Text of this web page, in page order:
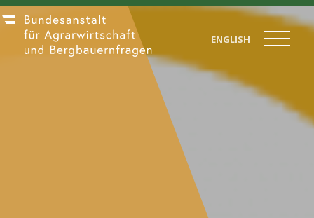
ENGLISH